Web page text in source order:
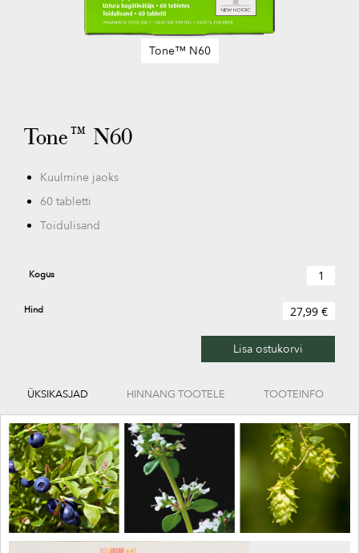
Tone™ N60
of
gallery
Tone™ N60
Kuulmine jaoks
60 tabletti
Toidulisand
Kogus
Hind 27,99 €
Lisa ostukorvi
ÜKSIKASJAD HINNANG TOOTELE TOOTEINFO